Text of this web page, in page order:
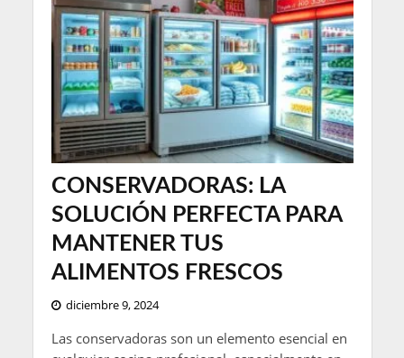
CONSERVADORAS: LA
SOLUCIÓN PERFECTA PARA
MANTENER TUS
ALIMENTOS FRESCOS
diciembre 9, 2024
Las conservadoras son un elemento esencial en